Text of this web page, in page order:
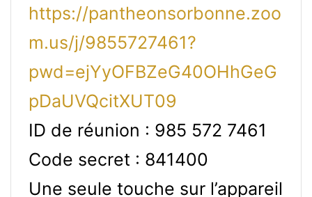
https://pantheonsorbonne.zoo
m.us/j/9855727461?
pwd=ejYyOFBZeG40OHhGeG
pDaUVQcitXUT09
ID de réunion : 985 572 7461
Code secret : 841400
Une seule touche sur l’appareil